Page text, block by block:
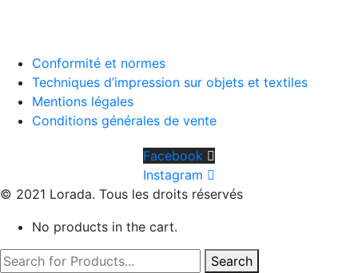
Conformité et normes
Techniques d’impression sur objets et textiles
Mentions légales
Conditions générales de vente
Facebook
Instagram
© 2021 Lorada. Tous les droits réservés
No products in the cart.
Search